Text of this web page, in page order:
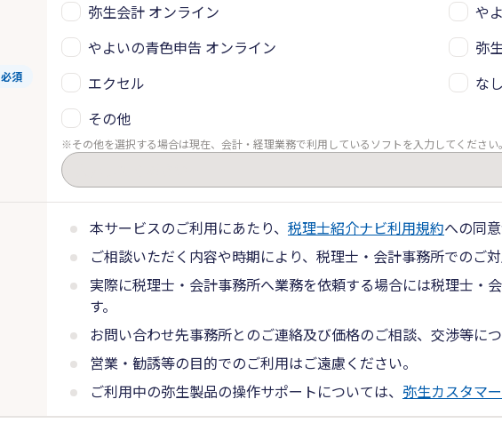
必須
弥生会計 オンライン
や
やよいの青色申告 オンライン
弥
エクセル
な
その他
その他を選択する場合は現在、会計・経理業務で利用しているソフトを入力してください。
本サービスのご利用にあたり、 税理士紹介ナビ利用規約への同
ご相談いただく内容や時期により、税理士・会計事務所でのご
実際に税理士・会計事務所へ業務を依頼する場合には税理士・
す。
お問い合わせ先事務所とのご連絡及び価格のご相談、交渉等に
営業・勧誘等の目的でのご利用はご遠慮ください。
ご利用中の弥生製品の操作サポートについては、 弥生カスタマ